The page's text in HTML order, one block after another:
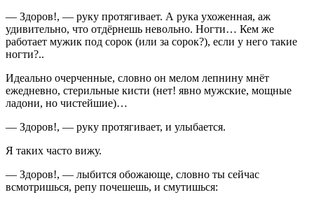
— Здоров!, — руку протягивает. А рука ухоженная, аж
удивительно, что отдёрнешь невольно. Ногти… Кем же
работает мужик под сорок (или за сорок?), если у него такие
ногти?..
Идеально очерченные, словно он мелом лепнину мнёт
ежедневно, стерильные кисти (нет! явно мужские, мощные
ладони, но чистейшие)…
— Здоров!, — руку протягивает, и улыбается.
Я таких часто вижу.
— Здоров!, — лыбится обожающе, словно ты сейчас
всмотришься, репу почешешь, и смутишься: